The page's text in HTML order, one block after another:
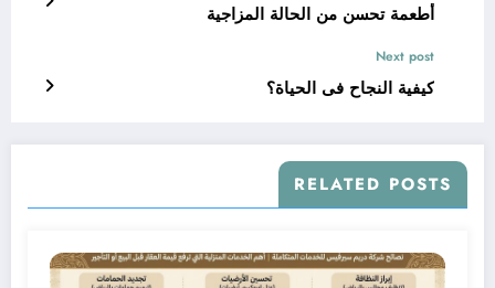
أطعمة تحسن من الحالة المزاجية
Next post
كيفية النجاح فى الحياة؟
RELATED POSTS